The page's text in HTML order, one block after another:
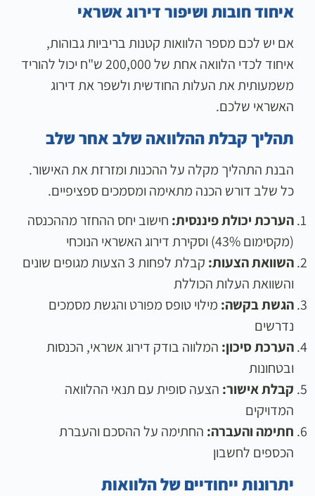
איחוד חובות ושיפור דירוג אשראי
אם יש לכם מספר הלוואות קטנות בריביות גבוהות,
איחוד לכדי הלוואה אחת של 200,000 ש"ח יכול להוריד
משמעותית את העלות החודשית ולשפר את דירוג
האשראי שלכם.
תהליך קבלת ההלוואה שלב אחר שלב
הבנת התהליך מקלה על ההכנות ומזרזת את האישור.
כל שלב דורש הכנה מתאימה ומסמכים ספציפיים.
הערכת יכולת פיננסית: חישוב יחס ההחזר מההכנסה
(מקסימום 43%) וסקירת דירוג האשראי הנוכחי
השוואת הצעות:
קבלת לפחות 3 הצעות מגופים שונים
והשוואת העלות הכוללת
הגשת בקשה: מילוי טופס מפורט והגשת מסמכים
נדרשים
הערכת סיכון: המלווה בודק דירוג אשראי, הכנסות
ובטחונות
קבלת אישור: הצעה סופית עם תנאי ההלוואה
המדויקים
חתימה והעברה: החתימה על ההסכם והעברת
הכספים לחשבון
יתרונות ייחודיים של הלוואות